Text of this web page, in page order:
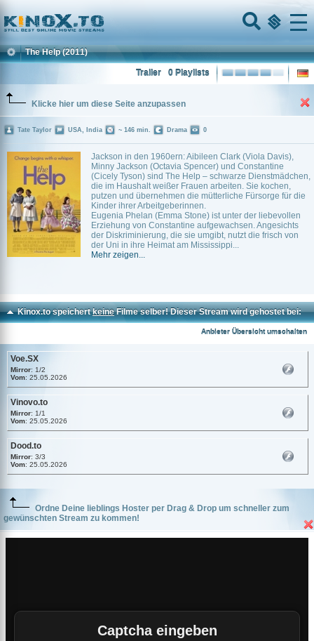
Home
Menu
The Help (2011)
0 Playlists
Trailer
Klicke hier um diese Seite anzupassen
Jackson in den 1960ern: Aibileen Clark (Viola Davis),
Minny Jackson (Octavia Spencer) und Constantine
(Cicely Tyson) sind The Help – schwarze Dienstmädchen,
die im Haushalt weißer Frauen arbeiten. Sie kochen,
putzen und übernehmen die mütterliche Fürsorge für die
Kinder ihrer Arbeitgeberinnen.
Eugenia Phelan (Emma Stone) ist unter der liebevollen
Erziehung von Constantine aufgewachsen. Angesichts
der Diskriminierung, die sie umgibt, nutzt die frisch von
der Uni in ihre Heimat am Mississippi...
Mehr zeigen...
Tate Taylor USA, India ~ 146 min. Drama 0
Kinox.to speichertkeineFilme selber! Dieser Stream wird gehostet bei:
Anbieter Übersicht umschalten
Voe.SX
Mirror: 1/2
Vom: 25.05.2026
Vinovo.to
Mirror: 1/1
Vom: 25.05.2026
Dood.to
Mirror: 3/3
Vom: 25.05.2026
Ordne Deine lieblings Hoster per Drag & Drop um schneller zum
gewünschten Stream zu kommen!